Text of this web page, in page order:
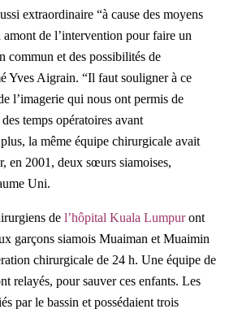
extraordinaire “à cause des moyens
amont de l’intervention pour faire un
commun et des possibilités de
Yves Aigrain. “Il faut souligner à ce
l’imagerie qui nous ont permis de
temps opératoires avant
la même équipe chirurgicale avait
en 2001, deux sœurs siamoises,
Uni.
de l’hôpital Kuala Lumpuront
garçons siamois Muaiman et Muaimin
chirurgicale de 24 h. Une équipe de
relayés, pour sauver ces enfants. Les
par le bassin et possédaient trois